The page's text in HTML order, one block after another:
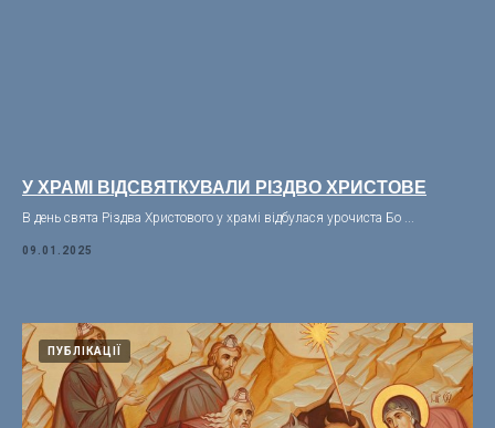
У ХРАМІ ВІДСВЯТКУВАЛИ РІЗДВО ХРИСТОВЕ
В день свята Різдва Христового у храмі відбулася урочиста Бо ...
09.01.2025
ПУБЛІКАЦІЇ